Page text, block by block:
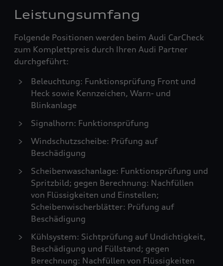
Leistungsumfang
Folgende Positionen werden beim Audi CarCheck
zum Komplettpreis durch Ihren Audi Partner
durchgeführt:
Beleuchtung: Funktionsprüfung Front und
Heck sowie Kennzeichen, Warn- und
Blinkanlage
Signalhorn: Funktionsprüfung
Windschutzscheibe: Prüfung auf
Beschädigung
Scheibenwaschanlage: Funktionsprüfung und
Spritzbild; gegen Berechnung: Nachfüllen
von Flüssigkeiten und Einstellen;
Scheibenwischerblätter: Prüfung auf
Beschädigung
Kühlsystem: Sichtprüfung auf Undichtigkeit,
Beschädigung und Füllstand; gegen
Berechnung: Nachfüllen von Flüssigkeiten